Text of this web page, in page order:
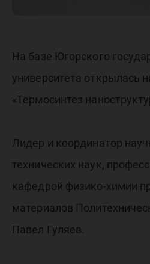
На базе Югорского
университета открылась
«Термосинтез
Лидер и координатор
технических наук,
кафедрой физико-химии
материалов
Павел Гуляев.